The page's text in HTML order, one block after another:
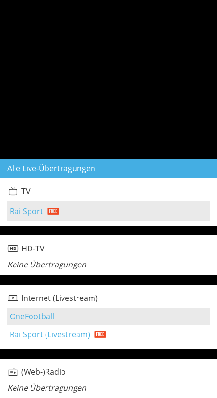
Alle Live-Übertragungen
TV
Rai Sport
HD-TV
Keine Übertragungen
Internet (Livestream)
OneFootball
Rai Sport (Livestream)
(Web-)Radio
Keine Übertragungen